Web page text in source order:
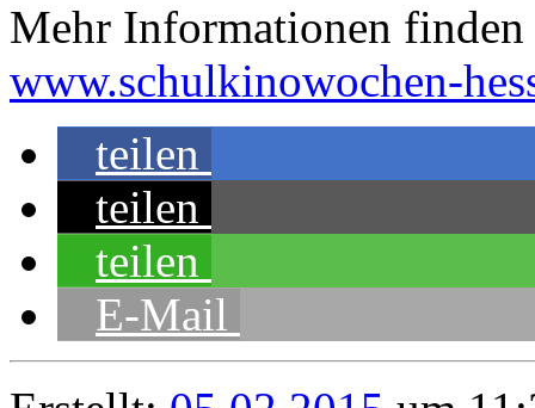
Mehr Informationen
www.schulkinowochen-
teilen
teilen
teilen
E-Mail